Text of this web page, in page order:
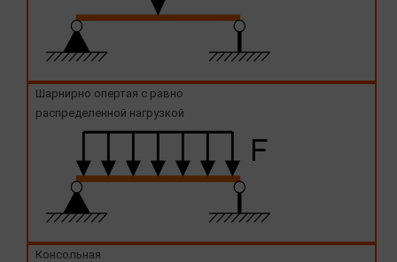
Шарнирно опертая с равно
распределенной нагрузкой
Консольная